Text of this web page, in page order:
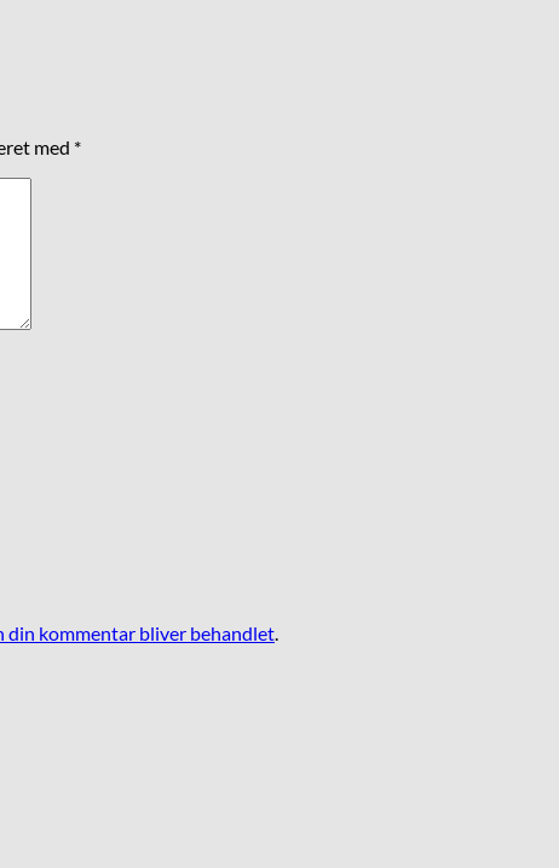
med *
din kommentar bliver behandlet